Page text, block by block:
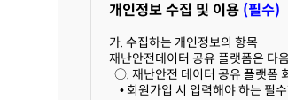
개인정보 수집 및 이용 (필수)
가. 수집하는 개인정보의 항목
재난안전데이터 공유 플랫폼은 다
○. 재난안전 데이터 공유 플랫폼
• 회원가입 시 입력해야 하는 필